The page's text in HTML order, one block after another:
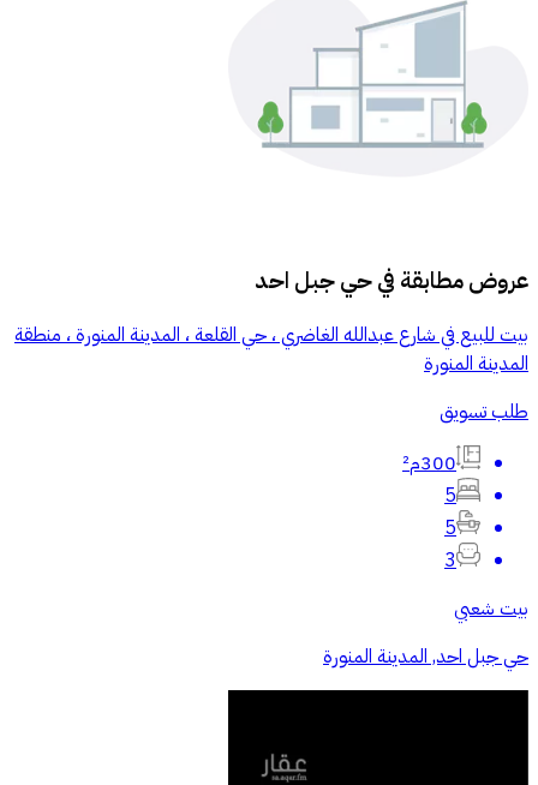
عروض مطابقة فيحي جبل احد
بيت للبيع في شارع عبدالله الغاضري ، حي القلعة ، المدينة المنورة ، منطقة
المدينة المنورة
طلب تسويق
300م²
5
5
3
بيت شعبي
حي جبل احد, المدينة المنورة